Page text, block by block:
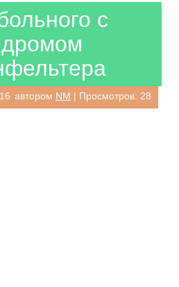
с
автором NM | Просмотров: 28